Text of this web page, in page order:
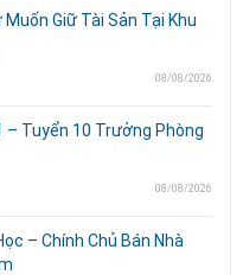
Giữ Tài Sản Tại Khu
08/08/2026
– Tuyển 10 Trưởng Phòng
08/08/2026
– Chính Chủ Bán Nhà